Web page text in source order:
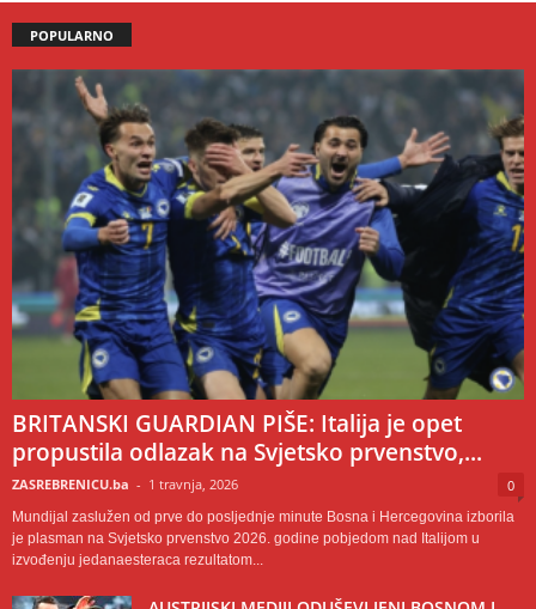
POPULARNO
BRITANSKI GUARDIAN PIŠE: Italija je opet
propustila odlazak na Svjetsko prvenstvo,...
ZASREBRENICU.ba - 1 travnja, 2026 0
Mundijal zaslužen od prve do posljednje minute Bosna i Hercegovina izborila
je plasman na Svjetsko prvenstvo 2026. godine pobjedom nad Italijom u
izvođenju jedanaesteraca rezultatom...